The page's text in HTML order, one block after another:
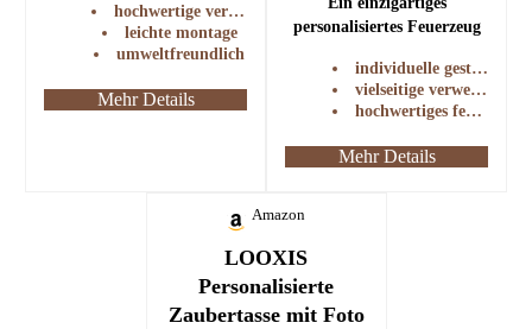
Geschenk für besondere
Anlässe wie Hochzeiten oder
Geburtstage.
hochwertige verarbeitung
leichte montage
umweltfreundlich
Mehr Details
personalisiertes Feuerzeug
besondere Anlässe und als
Geschenk für Männer.
individuelle gestaltung
vielseitige verwendung
hochwertiges feuerzeug
Mehr Details
Amazon
LOOXIS
Personalisierte
Zaubertasse mit Foto